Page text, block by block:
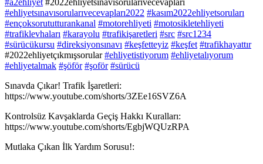
#a2ehliyet #2022ehliyetsınavısorularıvecevapları
#ehliyetsınavısorularıvecevapları2022 #kasım2022ehliyetsoruları
#ençoksorututturankanal #motorehliyeti #motosikletehliyeti
#trafiklevhaları #karayolu #trafikişaretleri #src #src1234
#sürücükursu #direksiyonsınavı #keşfetteyiz #keşfet #trafikhayattır
#2022ehliyetçıkmışsorular#ehliyetistiyorum #ehliyetalıyorum
#ehliyetalmak #şöför #şoför #sürücü
Sınavda Çıkar! Trafik İşaretleri:
https://www.youtube.com/shorts/3ZEe16SVZ6A
Kontrolsüz Kavşaklarda Geçiş Hakkı Kuralları:
https://www.youtube.com/shorts/EgbjWQUzRPA
Mutlaka Çıkan İlk Yardım Sorusu!: